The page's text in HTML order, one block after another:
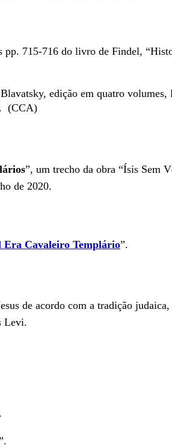
pp. 715-716 do livro de Findel,
edição em quatro volumes,
(CCA)
”, um trecho da obra “Ísis Sem
de 2020.
Cavaleiro Templário”.
de acordo com a tradição
Levi.